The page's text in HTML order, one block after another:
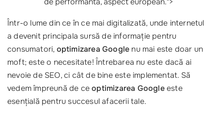
Într-o lume din ce în ce mai digitalizată, unde internetul
a devenit principala sursă de informație pentru
consumatori, optimizarea Google nu mai este doar un
moft; este o necesitate! Întrebarea nu este dacă ai
nevoie de SEO, ci cât de bine este implementat. Să
vedem împreună de ceoptimizarea Googleeste
esențială pentru succesul afacerii tale.